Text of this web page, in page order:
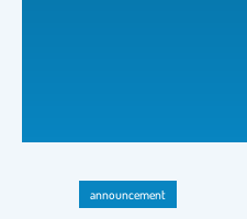
announcement